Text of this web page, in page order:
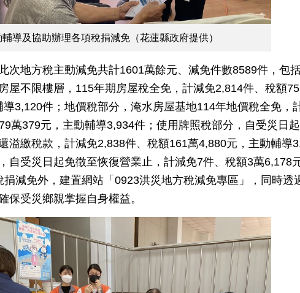
輔導及協助辦理各項稅捐減免（花蓮縣政府提供）
次地方稅主動減免共計1601萬餘元、減免件數8589件，包
屋不限樓層，115年期房屋稅全免，計減免2,814件、稅額
3,120件；地價稅部分，淹水房屋基地114年地價稅全免，
萬379元，主動輔導3,934件；使用牌照稅部分，自受災日
溢繳稅款，計減免2,838件、稅額161萬4,880元，主動輔導
自受災日起免徵至恢復營業止，計減免7件、稅額3萬6,178
捐減免外，建置網站「0923洪災地方稅減免專區」，同時透
保受災鄉親掌握自身權益。